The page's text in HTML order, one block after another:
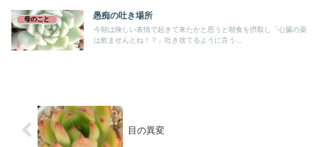
母のこと 愚痴の吐き場所
今朝は険しい表情で起きて来たかと思うと朝食を摂取し「心臓の薬
は飲ませんとね！？」吐き捨てるように言う...
目の異変